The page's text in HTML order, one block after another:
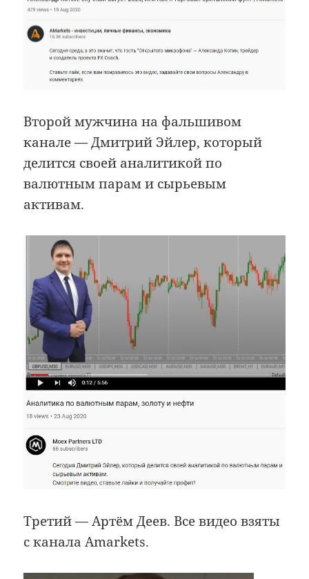
Второй мужчина на фальшивом
канале — Дмитрий Эйлер, который
делится своей аналитикой по
валютным парам и сырьевым
активам.
Третий — Артём Деев. Все видео взяты
с канала Amarkets.